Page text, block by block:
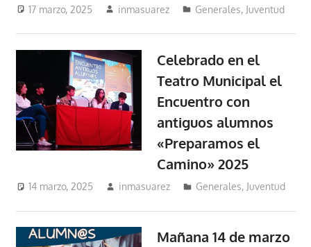
17 marzo, 2025 inmasuarez Generales, Juventud
Celebrado en el
Teatro Municipal el
Encuentro con
antiguos alumnos
«Preparamos el
Camino» 2025
14 marzo, 2025 inmasuarez Generales, Juventud
Mañana 14 de marzo